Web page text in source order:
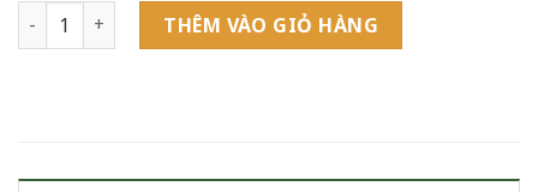
Mẫu Lăng Mộ Đá Xanh Đen 3 Mái Đẹp – Bền Vững, Chuẩn
THÊM VÀO GIỎ HÀNG